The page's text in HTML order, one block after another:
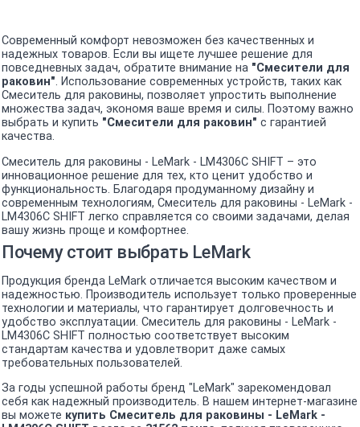
Современный комфорт невозможен без качественных и
надежных товаров. Если вы ищете лучшее решение для
повседневных задач, обратите внимание на "Смесители для
раковин". Использование современных устройств, таких как
Смеситель для раковины, позволяет упростить выполнение
множества задач, экономя ваше время и силы. Поэтому важно
выбрать и купить "Смесители для раковин" с гарантией
качества.
Смеситель для раковины - LeMark - LM4306C SHIFT – это
инновационное решение для тех, кто ценит удобство и
функциональность. Благодаря продуманному дизайну и
современным технологиям, Смеситель для раковины - LeMark -
LM4306C SHIFT легко справляется со своими задачами, делая
вашу жизнь проще и комфортнее.
Почему стоит выбрать LeMark
Продукция бренда LeMark отличается высоким качеством и
надежностью. Производитель использует только проверенные
технологии и материалы, что гарантирует долговечность и
удобство эксплуатации. Смеситель для раковины - LeMark -
LM4306C SHIFT полностью соответствует высоким
стандартам качества и удовлетворит даже самых
требовательных пользователей.
За годы успешной работы бренд "LeMark" зарекомендовал
себя как надежный производитель. В нашем интернет-магазине
вы можете купить Смеситель для раковины - LeMark -